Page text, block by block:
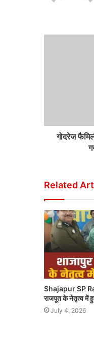
गोदरेज
Related
Shajapur SP
राजपूत के नेतृत्व में
July 4, 2026